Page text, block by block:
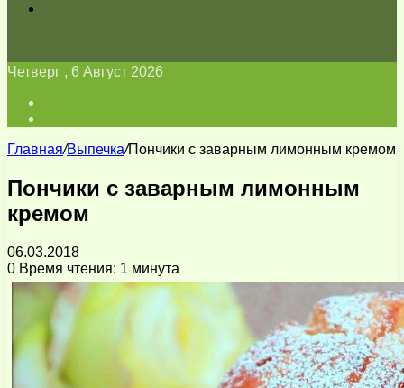
Четверг , 6 Август 2026
Главная/Выпечка/Пончики с заварным лимонным кремом
Пончики с заварным лимонным
кремом
06.03.2018
0 Время чтения: 1 минута